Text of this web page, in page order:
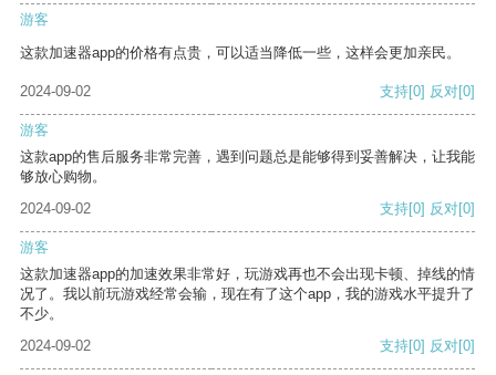
游客
这款加速器app的价格有点贵，可以适当降低一些，这样会更加亲民。
2024-09-02 支持[0] 反对[0]
游客
这款app的售后服务非常完善，遇到问题总是能够得到妥善解决，让我能
够放心购物。
2024-09-02
支持[0] 反对[0]
游客
这款加速器app的加速效果非常好，玩游戏再也不会出现卡顿、掉线的情
况了。我以前玩游戏经常会输，现在有了这个app，我的游戏水平提升了
不少。
2024-09-02
支持[0] 反对[0]